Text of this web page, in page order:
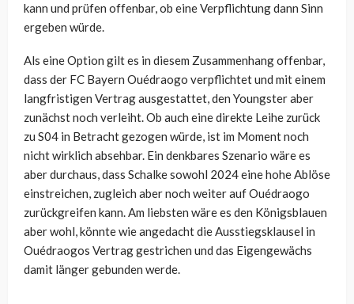
kann und prüfen offenbar, ob eine Verpflichtung dann Sinn
ergeben würde.
Als eine Option gilt es in diesem Zusammenhang offenbar,
dass der FC Bayern Ouédraogo verpflichtet und mit einem
langfristigen Vertrag ausgestattet, den Youngster aber
zunächst noch verleiht. Ob auch eine direkte Leihe zurück
zu S04 in Betracht gezogen würde, ist im Moment noch
nicht wirklich absehbar. Ein denkbares Szenario wäre es
aber durchaus, dass Schalke sowohl 2024 eine hohe Ablöse
einstreichen, zugleich aber noch weiter auf Ouédraogo
zurückgreifen kann. Am liebsten wäre es den Königsblauen
aber wohl, könnte wie angedacht die Ausstiegsklausel in
Ouédraogos Vertrag gestrichen und das Eigengewächs
damit länger gebunden werde.